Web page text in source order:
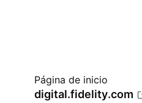
Página de inicio
digital.fidelity.com